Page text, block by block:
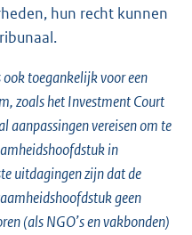
hun recht kunnen
toegankelijk voor een
zoals het Investment Court
aanpassingen vereisen om te
in
uitdagingen zijn dat de
geen
(als NGO’s en vakbonden)